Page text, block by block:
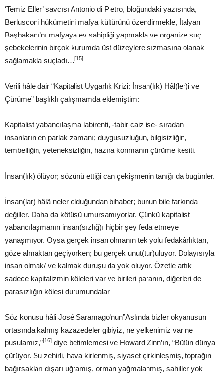
‘Temiz Eller’ savcısı Antonio di Pietro, bloğundaki yazısında,
Berlusconi hükümetini mafya kültürünü özendirmekle, İtalyan
Başbakanı’nı mafyaya ev sahipliği yapmakla ve organize suç
şebekelerinin birçok kurumda üst düzeylere sızmasına olanak
sağlamakla suçladı…[15]
Verili hâle dair “Kapitalist Uygarlık Krizi: İnsan(lık) Hâl(ler)i ve
Çürüme” başlıklı çalışmamda eklemiştim:
Kapitalist yabancılaşma labirenti, -tabir caiz ise- sıradan
insanların en parlak zamanı; duygusuzluğun, bilgisizliğin,
tembelliğin, yeteneksizliğin, hazıra konmanın çürüme kesiti.
İnsan(lık) ölüyor; sözünü ettiği can çekişmenin tanığı da bugünler.
İnsan(lar) hâlâ neler olduğundan bihaber; bunun bile farkında
değiller. Daha da kötüsü umursamıyorlar. Çünkü kapitalist
yabancılaşmanın insan(sızlığ)ı hiçbir şey feda etmeye
yanaşmıyor. Oysa gerçek insan olmanın tek yolu fedakârlıktan,
göze almaktan geçiyorken; bu gerçek unut(tur)uluyor. Dolayısıyla
insan olmak/ ve kalmak duruşu da yok oluyor. Özetle artık
sadece kapitalizmin köleleri var ve birileri paranın, diğerleri de
parasızlığın kölesi durumundalar.
Söz konusu hâli José Saramago’nun”Aslında bizler okyanusun
ortasında kalmış kazazedeler gibiyiz, ne yelkenimiz var ne
pusulamız,”[16] diye betimlemesi ve Howard Zinn’ın, “Bütün dünya
çürüyor. Su zehirli, hava kirlenmiş, siyaset çirkinleşmiş, toprağın
bağırsakları dışarı uğramış, orman yağmalanmış, sahiller yok